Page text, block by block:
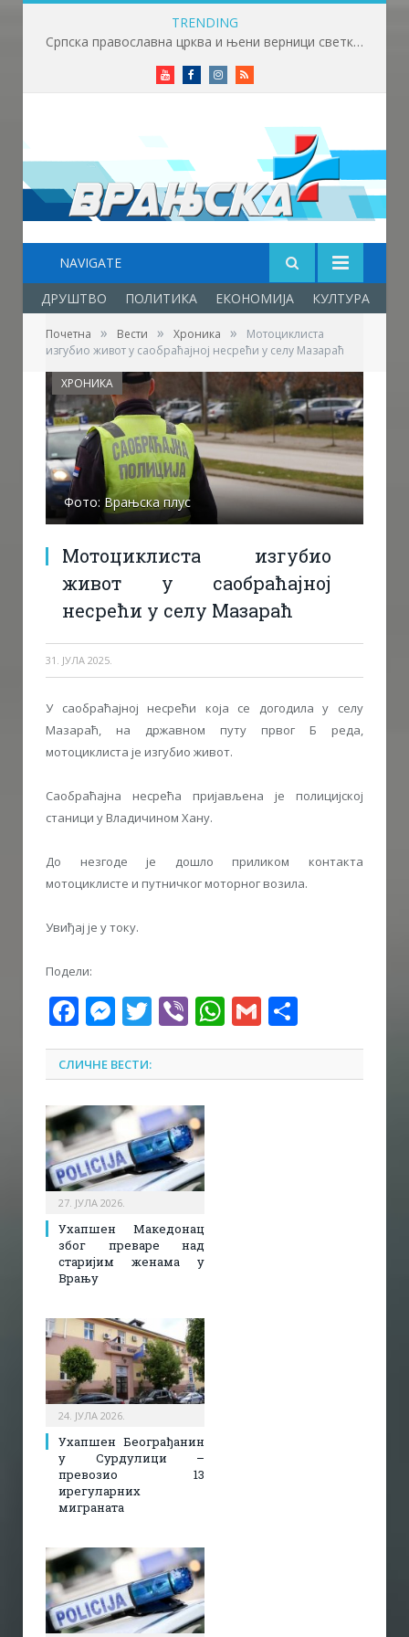
TRENDING
Српска православна црква и њени верници светкују Светог Пантелејмона
YoutubeFacebookInstagram
RSS
NAVIGATE
ДРУШТВО ПОЛИТИКА ЕКОНОМИЈА КУЛТУРА
Почетна » Вести » Хроника »
Мотоциклиста
изгубио живот у саобраћајној несрећи у селу Мазараћ
Фото: Врањска плус
Мотоциклиста изгубио
живот у саобраћајној
несрећи у селу Мазараћ
31. ЈУЛА 2025.
ХРОНИКА
У саобраћајној несрећи која се догодила у селу
Мазараћ, на државном путу првог Б реда,
мотоциклиста је изгубио живот.
Саобраћајна несрећа пријављена је полицијској
станици у Владичином Хану.
До незгоде је дошло приликом контакта
мотоциклисте и путничког моторног возила.
Увиђај је у току.
Подели:
Facebook
Messenger
Twitter
ViberWhatsApp
Gmail
СЛИЧНЕ ВЕСТИ:
27. ЈУЛА 2026.
Ухапшен Македонац
због преваре над
старијим женама у
Врању
24. ЈУЛА 2026.
Ухапшен Београђанин
у Сурдулици –
превозио 13
ирегуларних
миграната